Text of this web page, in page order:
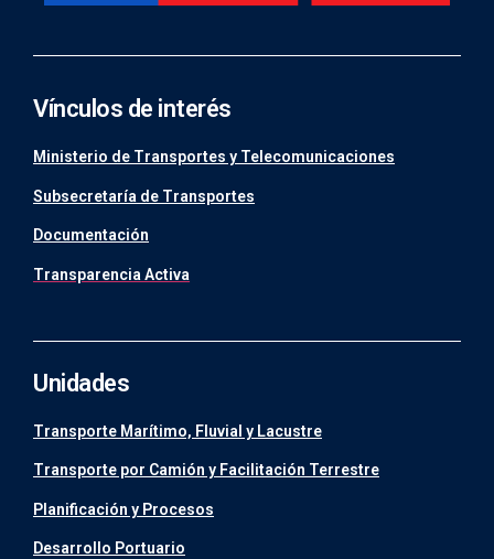
Vínculos de interés
Ministerio de Transportes y Telecomunicaciones
Subsecretaría de Transportes
Documentación
Transparencia Activa
Unidades
Transporte Marítimo, Fluvial y Lacustre
Transporte por Camión y Facilitación Terrestre
Planificación y Procesos
Desarrollo Portuario